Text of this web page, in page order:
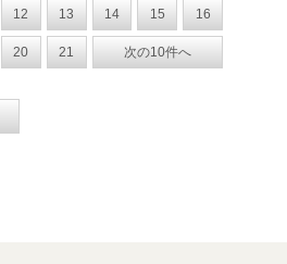
12 13 14 15 16
20 21 次の10件へ